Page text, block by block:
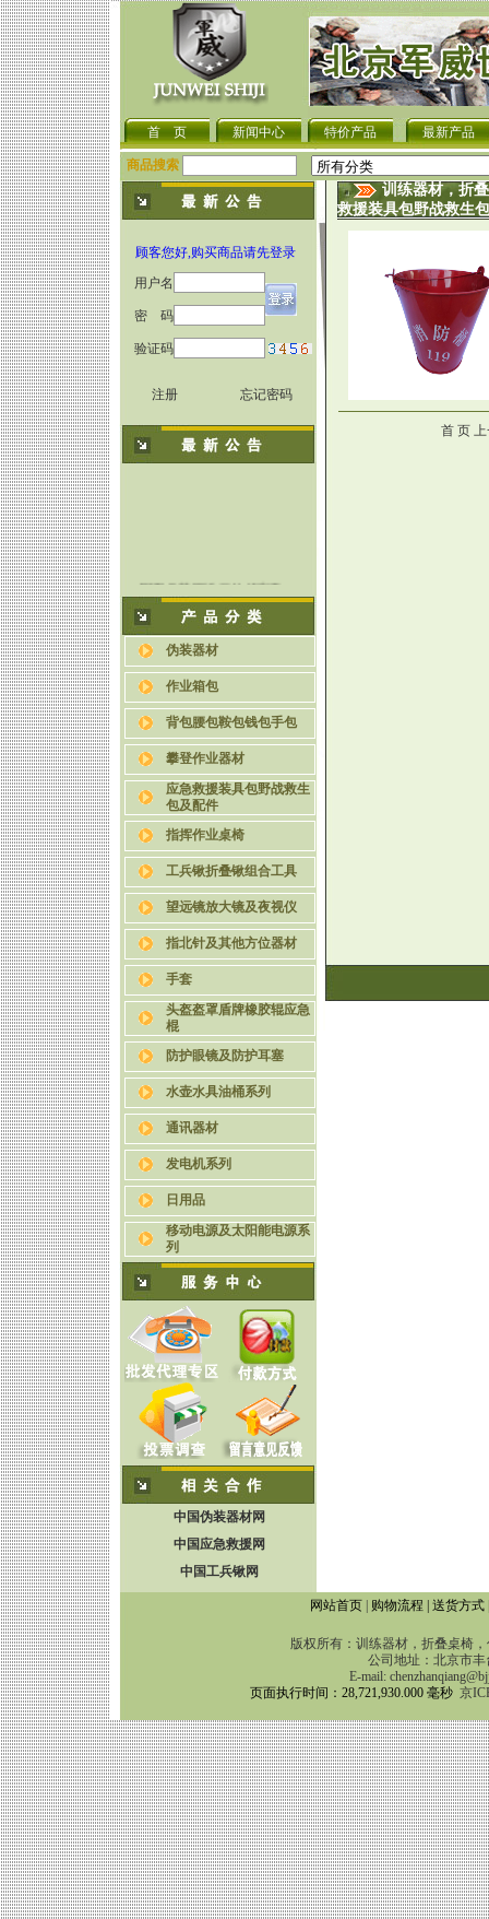
首 页 新闻中心 特价产品 最新产品
商品搜索
顾客您好,购买商品请先登录
用户名
密 码
验证码
注册 忘记密码
关于伪装网的种类与功能.
教你五招辨认伪装网的好.
使用伪装网时为何要将其.
伪装网的军事意义
六种迷彩伪装网的制作方.
伪装器材
作业箱包
背包腰包鞍包钱包手包
攀登作业器材
应急救援装具包野战救生
包及配件
指挥作业桌椅
工兵锹折叠锹组合工具
望远镜放大镜及夜视仪
指北针及其他方位器材
手套
头盔盔罩盾牌橡胶辊应急
棍
防护眼镜及防护耳塞
水壶水具油桶系列
通讯器材
发电机系列
日用品
移动电源及太阳能电源系
列
中国伪装器材网
中国应急救援网
中国工兵锹网
训练器材，折
救援装具包野战救生
首 页
网站首页| 购物流程 送货方式
版权所有：训练器材，折叠桌椅
公司地址：北京市丰
E-mail:
页面执行时间：28,721,930.000 毫秒 京